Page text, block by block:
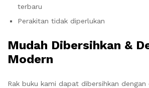
terbaru
Perakitan tidak diperlukan
Mudah Dibersihkan &
Modern
Rak buku kami dapat dibersihkan